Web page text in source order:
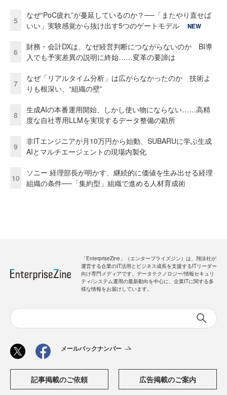
5
なぜ“PoC疲れ”が蔓延しているのか？──「またやり直せば
いい」実験感覚から抜け出す5つのゲートモデル
NEW
6
財務・会計DXは、なぜ経営判断につながらないのか BI導
入でも予実差異の説明に終始……変革の要諦は
7
なぜ「リアルタイム分析」は広がらなかったのか 技術よ
りも根深い、“組織の壁”
8
生成AIの本番運用開始、しかし使い物にならない……高精
度な自社専用LLMを実現するデータ整備の勘所
9
非ITエンジニアが月10万円から始動、SUBARUに学ぶ生成
AIとマルチエージェントの現場内製化
10
ソニー 経理部長が明かす、継続的に価値を生み出せる経理
組織の条件──「集約型」組織で進める人材育成術
「EnterpriseZine」（エンタープライズジン）は、翔泳社が
運営する企業のIT活用とビジネス成長を支援するITリーダー
向け専門メディアです。データテクノロジー/情報セキュリ
ティ/システム運用の最新動向を中心に、企業ITに関する多
様な情報をお届けしています。
メールバックナンバー
記事掲載のご依頼 広告掲載のご案内